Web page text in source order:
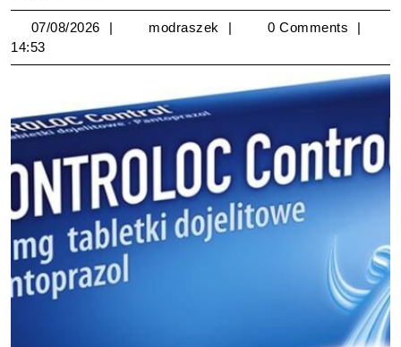
07/08/2026 07/08/2026
modraszek modraszek
0 Comments
14:53